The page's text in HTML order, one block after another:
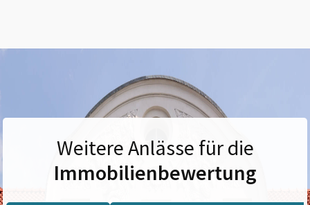
Weitere Anlässe für die
Immobilienbewertung